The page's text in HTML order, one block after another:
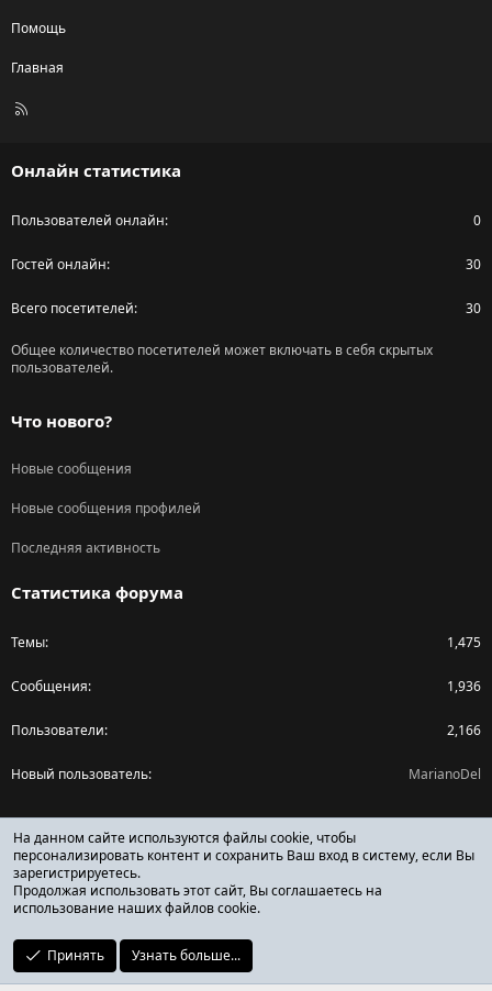
Помощь
Главная
R
Онлайн статистика
Пользователей онлайн 0
Гостей онлайн 30
Всего посетителей 30
Общее количество посетителей может включать в себя скрытых
пользователей.
Что нового?
Новые сообщения
Новые сообщения профилей
Последняя активность
Статистика форума
Темы 1,475
Сообщения 1,936
Пользователи 2,166
Новый пользователь MarianoDel
Поделиться страницей
Facebook
X (Twitter)
Reddit
ОТЗЫВЫ ОНЛАЙН ФОРУМ
На данном сайте используются файлы cookie, чтобы
персонализировать контент и сохранить Ваш вход в систему, если Вы
зарегистрируетесь.
Продолжая использовать этот сайт, Вы соглашаетесь на
использование наших файлов cookie.
Принять Узнать больше...